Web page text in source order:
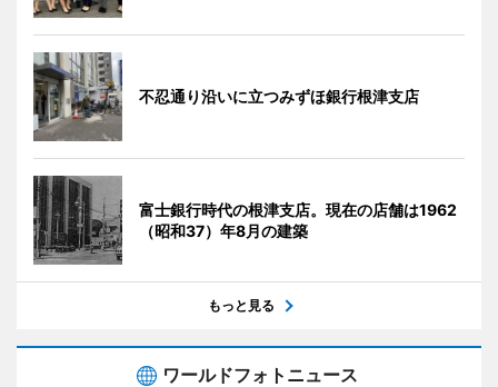
不忍通り沿いに立つみずほ銀行根津支店
富士銀行時代の根津支店。現在の店舗は1962
（昭和37）年8月の建築
もっと見る
ワールドフォトニュース